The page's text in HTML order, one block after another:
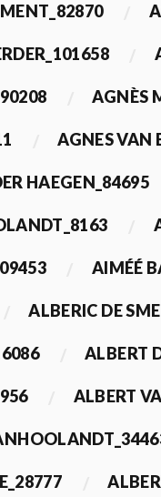
AGNÈS
AGNES VAN
HAEGEN_84695
AIMÉÉ
ALBERIC DE
ALBERT
ALBERT